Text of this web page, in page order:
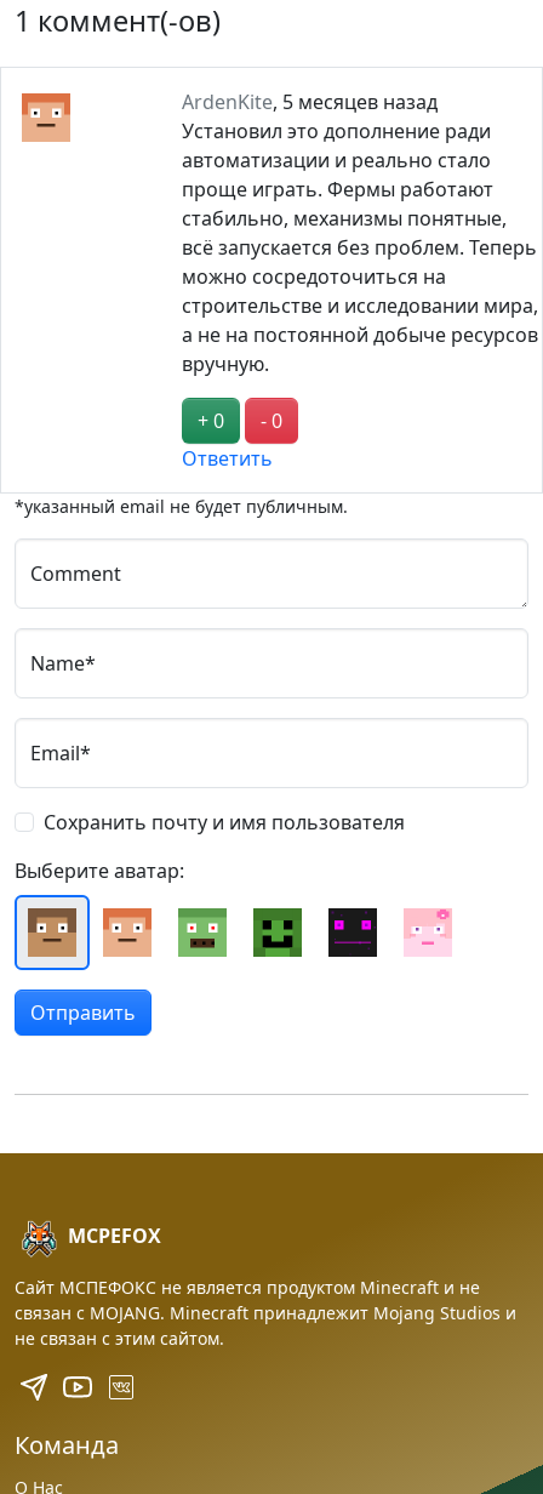
1 коммент(-ов)
ArdenKite, 5 месяцев назад
Установил это дополнение ради
автоматизации и реально стало
проще играть. Фермы работают
стабильно, механизмы понятные,
всё запускается без проблем. Теперь
можно сосредоточиться на
строительстве и исследовании мира,
а не на постоянной добыче ресурсов
вручную.
+ 0
- 0
Ответить
*указанный email не будет публичным.
Comment
Name*
Email*
Сохранить почту и имя пользователя
Выберите аватар:
MCPEFOX
Сайт МСПЕФОКС не является продуктом Minecraft и не
связан с MOJANG. Minecraft принадлежит Mojang Studios и
не связан с этим сайтом.
Команда
О Нас